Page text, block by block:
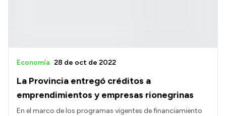
La Provincia entregó créditos a
emprendimientos y empresas rionegrinas
Economía 28 de oct de 2022
En el marco de los programas vigentes de financiamiento